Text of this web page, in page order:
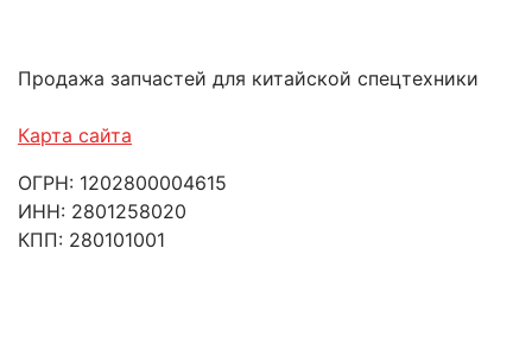
Продажа запчастей для китайской спецтехники
Карта сайта
ОГРН: 1202800004615
ИНН: 2801258020
КПП: 280101001